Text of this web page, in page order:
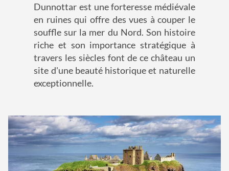
Dunnottar est une forteresse médiévale
en ruines qui offre des vues à couper le
souffle sur la mer du Nord. Son histoire
riche et son importance stratégique à
travers les siècles font de ce château un
site d'une beauté historique et naturelle
exceptionnelle.